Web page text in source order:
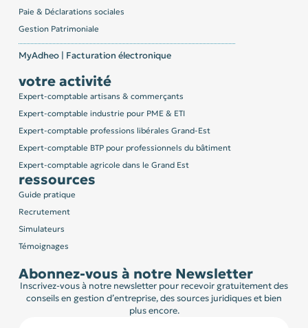
Paie & Déclarations sociales
Gestion Patrimoniale
MyAdheo | Facturation électronique
votre activité
Expert-comptable artisans & commerçants
Expert-comptable industrie pour PME & ETI
Expert-comptable professions libérales Grand-Est
Expert-comptable BTP pour professionnels du bâtiment
Expert-comptable agricole dans le Grand Est
ressources
Guide pratique
Recrutement
Simulateurs
Témoignages
Abonnez-vous à notre Newsletter
Inscrivez-vous à notre newsletter pour recevoir gratuitement des
conseils en gestion d’entreprise, des sources juridiques et bien
plus encore.